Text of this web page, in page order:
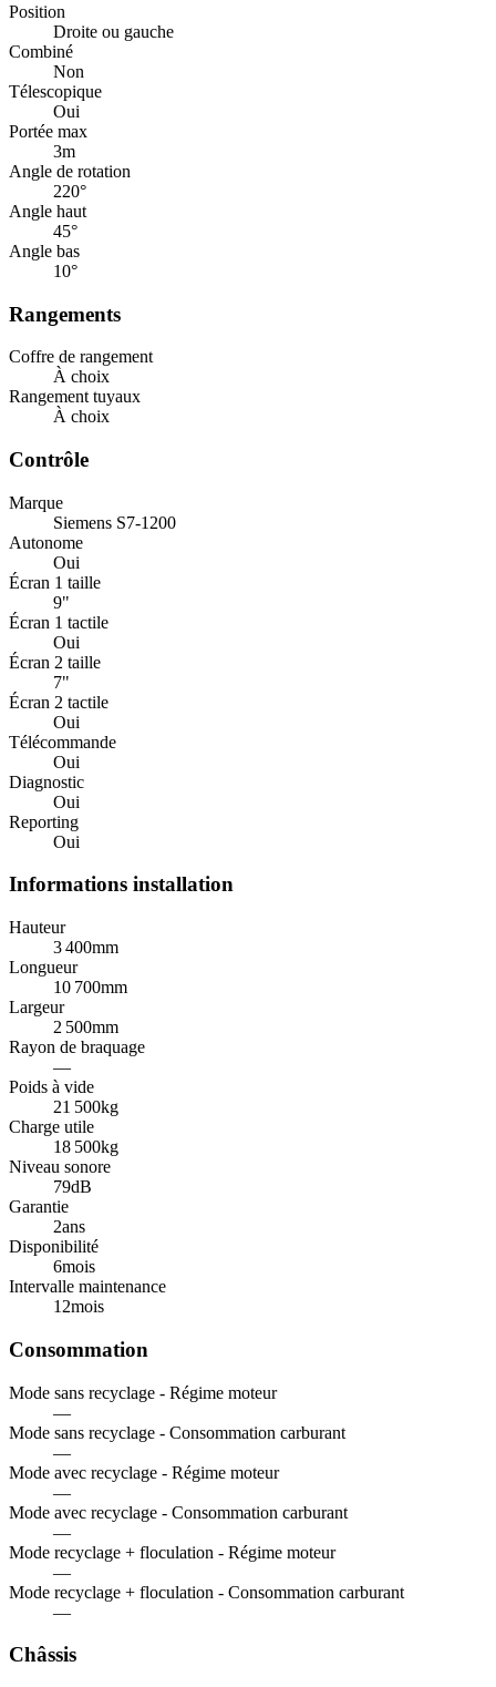
Position
Droite ou gauche
Combiné
Non
Télescopique
Oui
Portée max
3m
Angle de rotation
220°
Angle haut
45°
Angle bas
10°
Rangements
Coffre de rangement
À choix
Rangement tuyaux
À choix
Contrôle
Marque
Siemens S7-1200
Autonome
Oui
Écran 1 taille
9"
Écran 1 tactile
Oui
Écran 2 taille
7"
Écran 2 tactile
Oui
Télécommande
Oui
Diagnostic
Oui
Reporting
Oui
Informations installation
Hauteur
3 400mm
Longueur
10 700mm
Largeur
2 500mm
Rayon de braquage
—
Poids à vide
21 500kg
Charge utile
18 500kg
Niveau sonore
79dB
Garantie
2ans
Disponibilité
6mois
Intervalle maintenance
12mois
Consommation
Mode sans recyclage - Régime moteur
—
Mode sans recyclage - Consommation carburant
—
Mode avec recyclage - Régime moteur
—
Mode avec recyclage - Consommation carburant
—
Mode recyclage + floculation - Régime moteur
—
Mode recyclage + floculation - Consommation carburant
—
Châssis